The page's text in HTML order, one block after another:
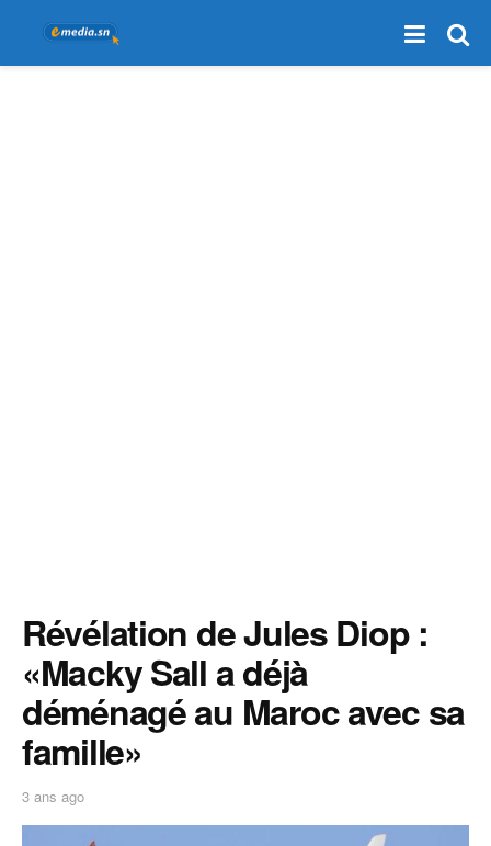
Révélation de Jules Diop :
«Macky Sall a déjà
déménagé au Maroc avec sa
famille»
3 ans ago